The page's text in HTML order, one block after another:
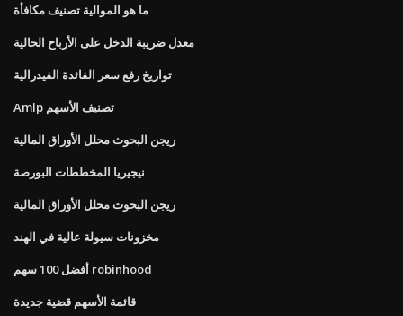
ما هو الموالية تصنيف مكافأة
معدل ضريبة الدخل على الأرباح الحالية
تواريخ رفع سعر الفائدة الفيدرالية
Amlp تصنيف الأسهم
ريجن البحوث محلل الأوراق المالية
نيجيريا المخططات البورصة
ريجن البحوث محلل الأوراق المالية
مخزونات سيولة عالية في الهند
أفضل 100 سهم robinhood
قائمة الأسهم قضية جديدة